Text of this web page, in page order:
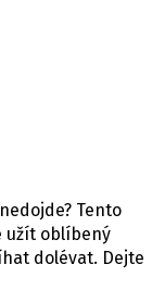
Tento
užít oblíbený
dolévat. Dejte